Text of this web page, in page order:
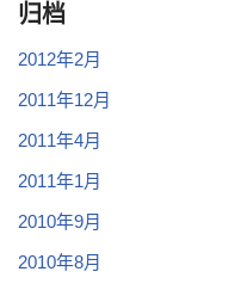
归档
2012年2月
2011年12月
2011年4月
2011年1月
2010年9月
2010年8月